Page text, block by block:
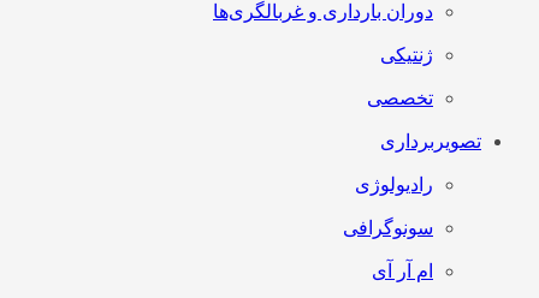
دوران بارداری و غربالگری‌ها
ژنتیکی
تخصصی
تصویربرداری
رادیولوژی
سونوگرافی
ام آر آی